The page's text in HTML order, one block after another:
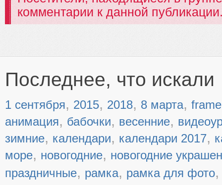
комментарии к данной
Последнее, что искали
1 сентября, 2015, 2018, 8 марта, frame
анимация, бабочки, весенние,
зимние, календари, календари 2017,
море, новогодние, новогодние
праздничные, рамка, рамка для фото